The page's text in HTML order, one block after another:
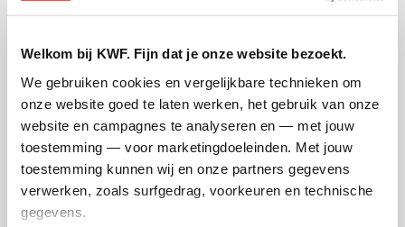
Welkom bij KWF. Fijn dat je onze website bezoekt.
We gebruiken cookies en vergelijkbare technieken om
onze website goed te laten werken, het gebruik van onze
website en campagnes te analyseren en — met jouw
toestemming — voor marketingdoeleinden. Met jouw
toestemming kunnen wij en onze partners gegevens
verwerken, zoals surfgedrag, voorkeuren en technische
gegevens.